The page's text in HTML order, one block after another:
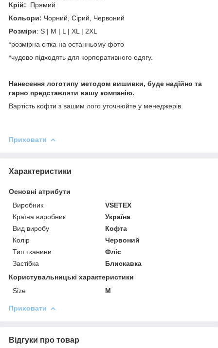
Крій:
Прямий
Кольори: Чорний, Сірий, Червоний
Розміри: S | M | L | XL | 2XL
*розмірна сітка на останньому фото
*чудово підходять для корпоративного одягу.
Нанесення логотипу методом вишивки, буде надійно та
гарно представляти вашу компанію.
Вартість кофти з вашим лого уточнюйте у менеджерів.
Приховати
Характеристики
Основні атрибути
Виробник
VSETEX
Країна виробник
Україна
Вид виробу
Кофта
Колір
Червоний
Тип тканини
Фліс
Застібка
Блискавка
Користувальницькі характеристики
Size
M
Приховати
Відгуки про товар